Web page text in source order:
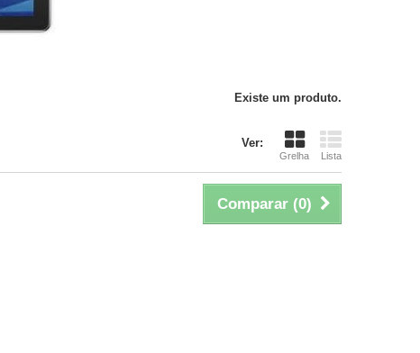
Existe um produto.
Ver:
Grelha Lista
Comparar (0)